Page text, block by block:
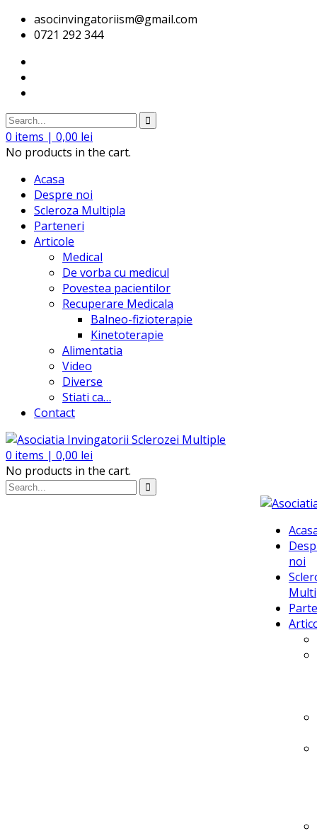
asocinvingatoriism@gmail.com
0721 292 344
0 items | 0,00 lei
No products in the cart.
Acasa
Despre noi
Scleroza Multipla
Parteneri
Articole
Medical
De vorba cu medicul
Povestea pacientilor
Recuperare Medicala
Balneo-fizioterapie
Kinetoterapie
Alimentatia
Video
Diverse
Stiati ca…
Contact
0 items | 0,00 lei
No products in the cart.
noi